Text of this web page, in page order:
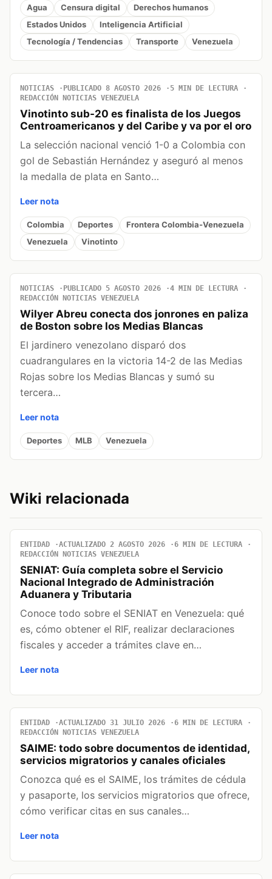
Agua Censura digital
Derechos humanos
Estados Unidos
Inteligencia Artificial
Tecnología / Tendencias
Transporte Venezuela
NOTICIAS PUBLICADO 8 AGOSTO 2026
5 MIN DE LECTURA
REDACCIÓN NOTICIAS VENEZUELA
Vinotinto sub-20 es finalista de los Juegos
Centroamericanos y del Caribe y va por el oro
La selección nacional venció 1-0 a Colombia con
gol de Sebastián Hernández y aseguró al menos
la medalla de plata en Santo…
Leer nota
Colombia Deportes
Frontera Colombia-Venezuela
Venezuela
Vinotinto
NOTICIAS PUBLICADO 5 AGOSTO 2026
4 MIN DE LECTURA
REDACCIÓN NOTICIAS VENEZUELA
Wilyer Abreu conecta dos jonrones en paliza
de Boston sobre los Medias Blancas
El jardinero venezolano disparó dos
cuadrangulares en la victoria 14-2 de las Medias
Rojas sobre los Medias Blancas y sumó su
tercera…
Leer nota
Deportes MLB Venezuela
Wiki relacionada
ENTIDAD ACTUALIZADO 2 AGOSTO 2026
6 MIN DE LECTURA
REDACCIÓN NOTICIAS VENEZUELA
SENIAT: Guía completa sobre el Servicio
Nacional Integrado de Administración
Aduanera y Tributaria
Conoce todo sobre el SENIAT en Venezuela: qué
es, cómo obtener el RIF, realizar declaraciones
fiscales y acceder a trámites clave en…
Leer nota
ENTIDAD ACTUALIZADO 31 JULIO 2026
6 MIN DE LECTURA
REDACCIÓN NOTICIAS VENEZUELA
SAIME: todo sobre documentos de identidad,
servicios migratorios y canales oficiales
Conozca qué es el SAIME, los trámites de cédula
y pasaporte, los servicios migratorios que ofrece,
cómo verificar citas en sus canales…
Leer nota